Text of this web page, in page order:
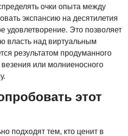
очки опыта между
экспансию на десятилетия
удовлетворение. Это позволяет
власть над виртуальным
результатом продуманного
или молниеносного
этот
подходят тем, кто ценит в